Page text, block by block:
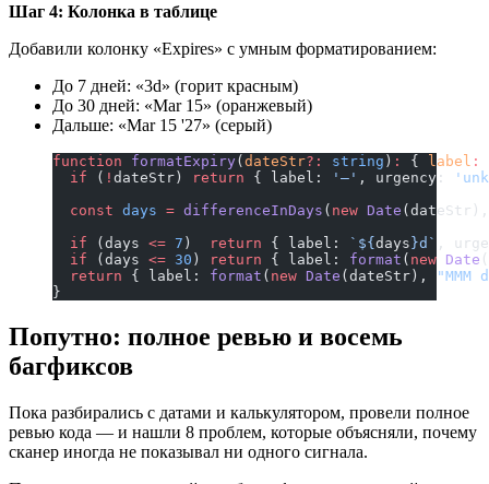
Шаг 4: Колонка в таблице
Добавили колонку «Expires» с умным форматированием:
До 7 дней: «3d» (горит красным)
До 30 дней: «Mar 15» (оранжевый)
Дальше: «Mar 15 '27» (серый)
function formatExpiry( dateStr?: string ) : { label :
  if
( ! dateStr) return { label: '—' , urgency:
  const
days = differenceInDays ( new Date
  if
(days <= 7 ) return { label: `${ days }d` ,
  if
(days <= 30 ) return { label: format ( new Date
  return
{ label: format ( new Date (dateStr),
}
Попутно: полное ревью и восемь
багфиксов
Пока разбирались с датами и калькулятором, провели полное
ревью кода — и нашли 8 проблем, которые объясняли, почему
сканер иногда не показывал ни одного сигнала.